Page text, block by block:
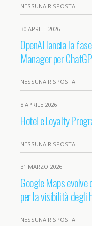
NESSUNA RISPOSTA
30 APRILE 2026
OpenAI lancia la
Manager per
NESSUNA RISPOSTA
8 APRILE 2026
Hotel e Loyalty
NESSUNA RISPOSTA
31 MARZO 2026
Google Maps evolve
per la visibilità degli
NESSUNA RISPOSTA